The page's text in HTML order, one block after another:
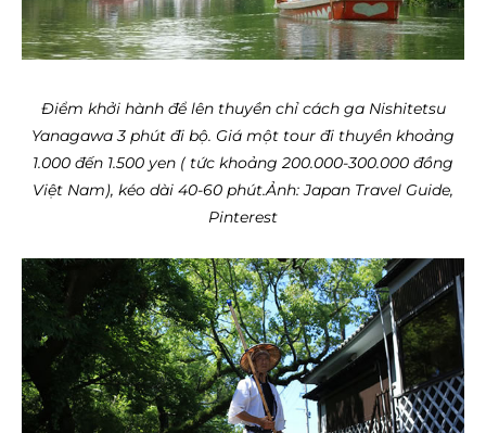
Điểm khởi hành để lên thuyền chỉ cách ga Nishitetsu
Yanagawa 3 phút đi bộ. Giá một tour đi thuyền khoảng
1.000 đến 1.500 yen ( tức khoảng 200.000-300.000 đồng
Việt Nam), kéo dài 40-60 phút.Ảnh: Japan Travel Guide,
Pinterest